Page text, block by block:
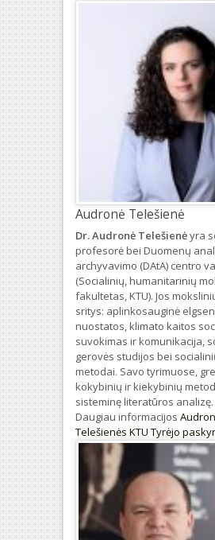
Audronė Telešienė
Dr. Audronė Telešienėyra
profesorė bei Duomenų
archyvavimo (DAtA) centro
(Socialinių, humanitarinių
fakultetas, KTU). Jos
sritys: aplinkosauginė
nuostatos, klimato kaitos
suvokimas ir komunikacija,
gerovės studijos bei
metodai. Savo tyrimuose,
kokybinių ir kiekybinių
sisteminę literatūros analizę.
Daugiau informacijos
Telešienės KTU Tyrėjo